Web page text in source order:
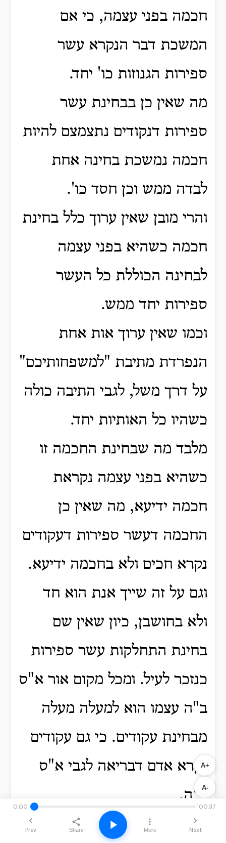
חכמה בפני עצמה, כי אם
המשכת דבר הנקרא עשר
ספירות הגנוזות כו' יחד.
מה שאין כן בבחינת עשר
ספירות דנקודים נתצמצם להיות
חכמה נמשכת בחינה אחת
לבדה ממש וכן חסד כו'.
והרי מובן שאין ערוך כלל בחינת
חכמה כשהיא בפני עצמה
לבחינה הכוללת כל העשר
ספירות יחד ממש.
וכמו שאין ערוך אות אחת
הנפרדת מתיבת "למשפחותיכם"
על דרך משל, לגבי התיבה כולה
כשהיו כל האותיות יחד.
מלבד מה שבחינת החכמה זו
כשהיא בפני עצמה נקראת
חכמה ידיעא, מה שאין כן
החכמה דעשר ספירות דעקודים
נקרא חכים ולא בחכמה ידיעא.
וגם על זה שייך אנת הוא חד
ולא בחושבן, כיון שאין שם
בחינת התחלקות עשר ספירות
כנזכר לעיל. ומכל מקום אור א"ס
ב"ה עצמו הוא למעלה מעלה
מבחינת עקודים. כי גם עקודים
נקרא אדם דבריאה לגבי א"ס
ב"ה.
ועיין מה שכתוב על פסוק את
A+
A-
0:00 100:37
Prev Share More Next